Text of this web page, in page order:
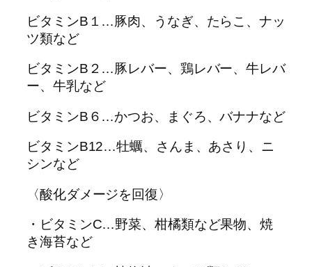
ビタミンB１…豚肉、うなぎ、たらこ、ナッ
ツ類など
ビタミンB２…豚レバー、鶏レバー、牛レバ
ー、牛乳など
ビタミンB６…かつお、まぐろ、バナナなど
ビタミンB12…牡蠣、さんま、あさり、ニ
シンなど
〈酸化ダメージを回復〉
・ビタミンC…野菜、柑橘類など果物、焼
き海苔など